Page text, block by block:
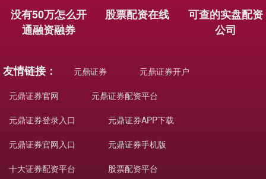
期指IC0 7877.80 +164.40 +2.13%
没有50万怎么开
通融资融券
股票配资在线
可查的实盘配资
公司
友情链接： 元鼎证券 元鼎证券开户
元鼎证券官网 元鼎证券配资平台
元鼎证券登录入口 元鼎证券APP下载
元鼎证券官网入口 元鼎证券手机版
十大证券配资平台 股票配资平台